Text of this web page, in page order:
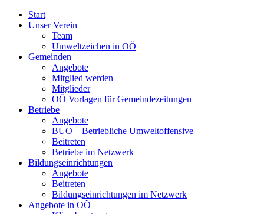
Start
Unser Verein
Team
Umweltzeichen in OÖ
Gemeinden
Angebote
Mitglied werden
Mitglieder
OÖ Vorlagen für Gemeindezeitungen
Betriebe
Angebote
BUO – Betriebliche Umweltoffensive
Beitreten
Betriebe im Netzwerk
Bildungseinrichtungen
Angebote
Beitreten
Bildungseinrichtungen im Netzwerk
Angebote in OÖ